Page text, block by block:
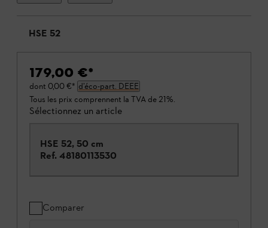
HSE 52
179,00 €*
dont 0,00 €* d’éco-part. DEEE
Tous les prix comprennent la TVA de 21%.
Sélectionnez un article
HSE 52, 50 cm
Ref. 48180113530
Comparer